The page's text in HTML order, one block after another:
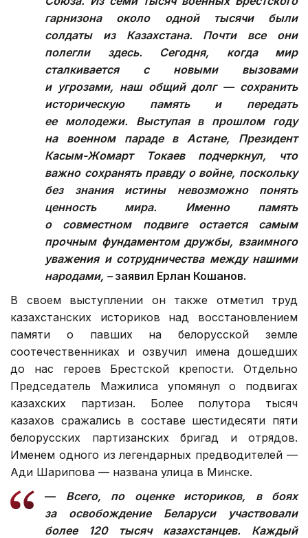
гарнизона около одной тысячи были
солдаты из Казахстана. Почти все они
полегли здесь. Сегодня, когда мир
сталкивается с новыми вызовами
и угрозами, наш общий долг — сохранить
историческую память и передать
ее молодежи. Выступая в прошлом году
на военном параде в Астане, Президент
Касым-Жомарт Токаев подчеркнул, что
важно сохранять правду о войне, поскольку
без знания истины невозможно понять
ценность мира. Именно память
о совместном подвиге остается самым
прочным фундаментом дружбы, взаимного
уважения и сотрудничества между нашими
народами, –заявил Ерлан Кошанов.
В своем выступлении он также отметил труд
казахстанских историков над восстановлением
памяти о павших на белорусской земле
соотечественниках и озвучил имена дошедших
до нас героев Брестской крепости. Отдельно
Председатель Мажилиса упомянул о подвигах
казахских партизан. Более полутора тысяч
казахов сражались в составе шестидесяти пяти
белорусских партизанских бригад и отрядов.
Именем одного из легендарных предводителей —
Ади Шарипова — названа улица в Минске.
— Всего, по оценке историков, в боях
за освобождение Беларуси участвовали
более 120 тысяч казахстанцев. Каждый